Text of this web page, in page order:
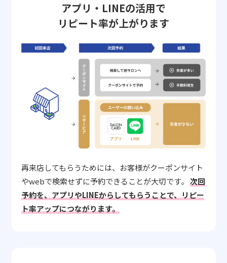
アプリ・LINEの活用で
リピート率が上がります
再来店してもらうためには、お客様がクーポンサイト
やwebで検索せずに予約できることが大切です。 次回
予約を、アプリやLINEからしてもらうことで、リピー
ト率アップにつながります。